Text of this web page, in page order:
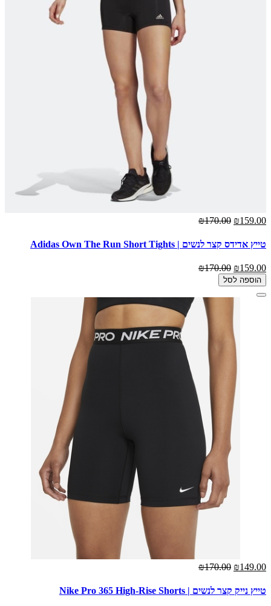
₪159.00
₪170.00
טייץ אדידס קצר לנשים | Adidas Own The Run Short Tights
₪159.00
₪170.00
הוספה לסל
₪149.00
₪170.00
טייץ נייק קצר לנשים | Nike Pro 365 High-Rise Shorts